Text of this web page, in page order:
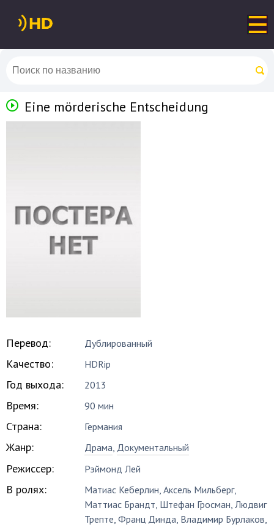
Eine mörderische Entscheidung
Перевод: Дублированный
Качество: HDRip
Год выхода: 2013
Время: 90 мин
Страна: Германия
Жанр: Драма, Документальный
Режиссер: Рэймонд Лей
В ролях: Матиас Кеберлин,Аксель Мильберг,
Маттиас Брандт, Штефан Гросман,Людвиг
Трепте,Франц Динда, Владимир Бурлаков,